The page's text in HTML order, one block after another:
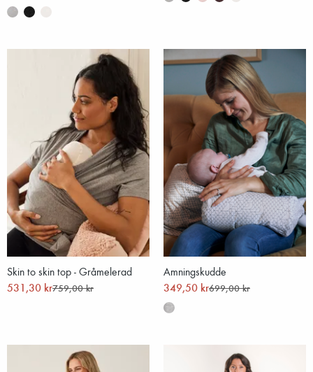
Skin to skin top - Gråmelerad
531,30 kr759,00 kr
Amningskudde
349,50 kr699,00 kr